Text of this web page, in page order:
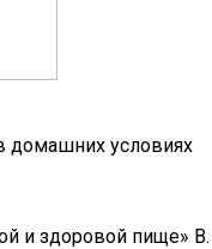
домашних условиях
и здоровой пище» В.